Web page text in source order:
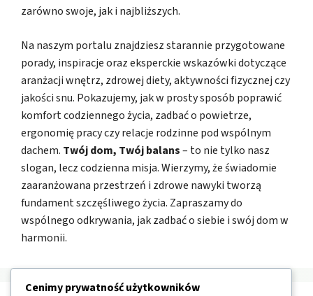
zarówno swoje, jak i najbliższych.
Na naszym portalu znajdziesz starannie przygotowane
porady, inspiracje oraz eksperckie wskazówki dotyczące
aranżacji wnętrz, zdrowej diety, aktywności fizycznej czy
jakości snu. Pokazujemy, jak w prosty sposób poprawić
komfort codziennego życia, zadbać o powietrze,
ergonomię pracy czy relacje rodzinne pod wspólnym
dachem. Twój dom, Twój balans– to nie tylko nasz
slogan, lecz codzienna misja. Wierzymy, że świadomie
zaaranżowana przestrzeń i zdrowe nawyki tworzą
fundament szczęśliwego życia. Zapraszamy do
wspólnego odkrywania, jak zadbać o siebie i swój dom w
harmonii.
Cenimy prywatność użytkowników